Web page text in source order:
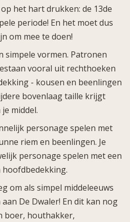
het hart drukken: de 13de
periode! En het moet dus
om mee te doen!
simpele vormen. Patronen
vooral uit rechthoeken
- kousen en beenlingen
bovenlaag taille krijgt
middel.
personage spelen met
riem en beenlingen. Je
personage spelen met een
om als simpel middeleeuws
De Dwaler! En dit kan nog
boer, houthakker,